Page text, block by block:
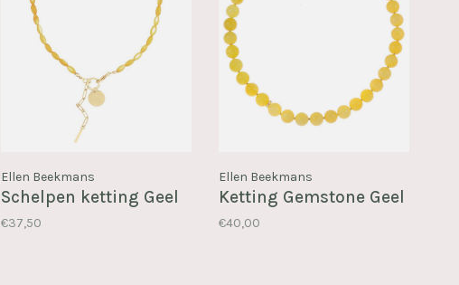
Ellen Beekmans
Schelpen ketting Geel
€37,50
Ellen Beekmans
Ketting Gemstone Geel
€40,00